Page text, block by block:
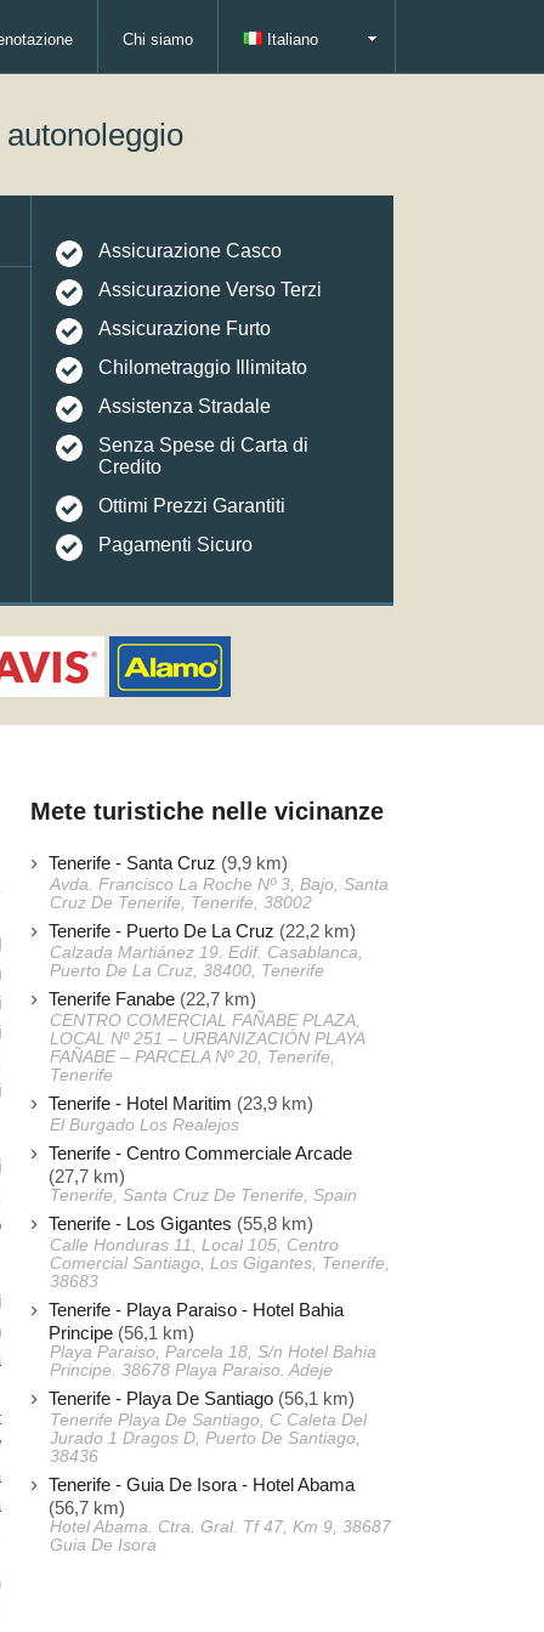
Chi siamo Italiano
Assicurazione Casco
Assicurazione Verso Terzi
Assicurazione Furto
Chilometraggio Illimitato
Assistenza Stradale
Senza Spese di Carta di
Credito
Ottimi Prezzi Garantiti
Pagamenti Sicuro
Mete turistiche nelle vicinanze
Tenerife - Santa Cruz (9,9 km)
Avda. Francisco La Roche Nº 3, Bajo, Santa
Cruz De Tenerife, Tenerife, 38002
Tenerife - Puerto De La Cruz (22,2 km)
Calzada Martiánez 19. Edif. Casablanca,
Puerto De La Cruz, 38400, Tenerife
Tenerife Fanabe (22,7 km)
CENTRO COMERCIAL FAÑABE PLAZA,
LOCAL Nº 251 – URBANIZACIÓN PLAYA
FAÑABE – PARCELA Nº 20, Tenerife,
Tenerife
Tenerife - Hotel Maritim (23,9 km)
El Burgado Los Realejos
Tenerife - Centro Commerciale Arcade
(27,7 km)
Tenerife, Santa Cruz De Tenerife, Spain
Tenerife - Los Gigantes (55,8 km)
Calle Honduras 11, Local 105, Centro
Comercial Santiago, Los Gigantes, Tenerife,
38683
Tenerife - Playa Paraiso - Hotel Bahia
Principe (56,1 km)
Playa Paraiso, Parcela 18, S/n Hotel Bahia
Principe. 38678 Playa Paraiso. Adeje
Tenerife - Playa De Santiago (56,1 km)
Tenerife Playa De Santiago, C Caleta Del
Jurado 1 Dragos D, Puerto De Santiago,
38436
Tenerife - Guia De Isora - Hotel Abama
(56,7 km)
Hotel Abama. Ctra. Gral. Tf 47, Km 9, 38687
Guia De Isora